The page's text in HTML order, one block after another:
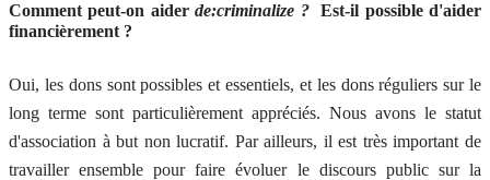
Comment peut-on aiderde:criminalize ? Est-il possible d'aider
financièrement ?
Oui, les dons sont possibles et essentiels, et les dons réguliers sur le
long terme sont particulièrement appréciés. Nous avons le statut
d'association à but non lucratif. Par ailleurs, il est très important de
travailler ensemble pour faire évoluer le discours public sur la